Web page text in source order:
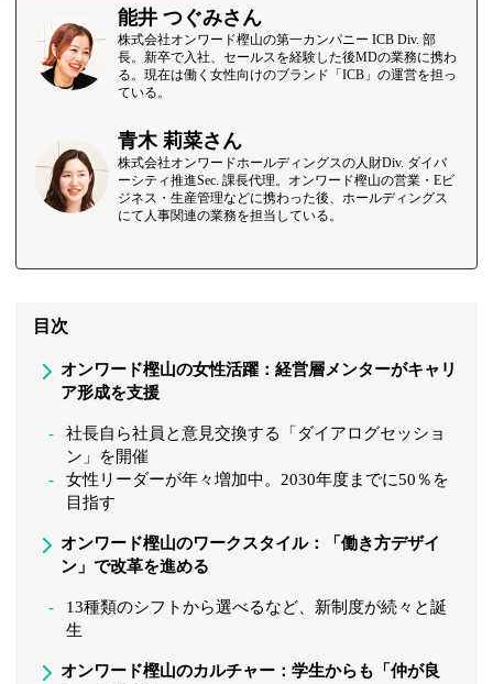
能井 つぐみさん
株式会社オンワード樫山の第一カンパニー ICB Div. 部
長。新卒で入社、セールスを経験した後MDの業務に携わ
る。現在は働く女性向けのブランド「ICB」の運営を担っ
ている。
青木 莉菜さん
株式会社オンワードホールディングスの人財Div. ダイバ
ーシティ推進Sec. 課長代理。オンワード樫山の営業・Eビ
ジネス・生産管理などに携わった後、ホールディングス
にて人事関連の業務を担当している。
目次
オンワード樫山の女性活躍：経営層メンターがキャリ
ア形成を支援
社長自ら社員と意見交換する「ダイアログセッショ
ン」を開催
女性リーダーが年々増加中。2030年度までに50％を
目指す
オンワード樫山のワークスタイル：「働き方デザイ
ン」で改革を進める
13種類のシフトから選べるなど、新制度が続々と誕
生
オンワード樫山のカルチャー：学生からも「仲が良